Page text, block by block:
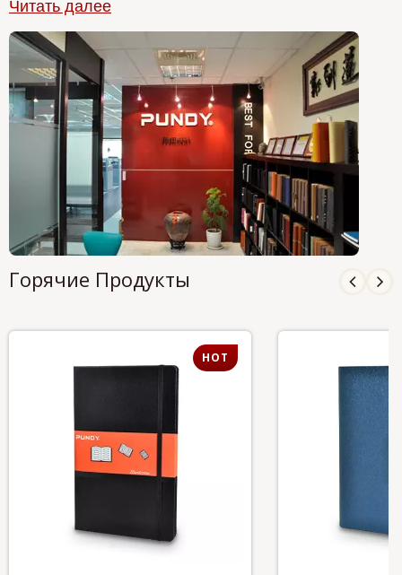
Читать далее
Горячие Продукты
HOT